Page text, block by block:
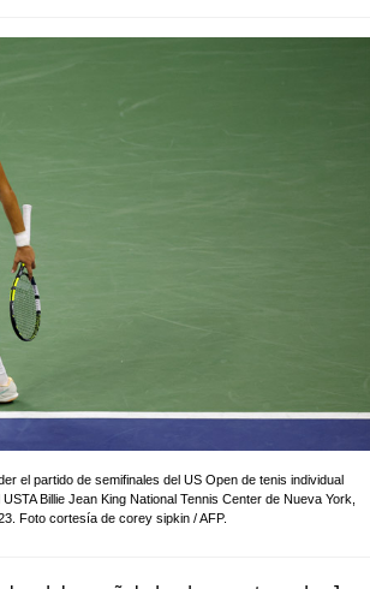
el partido de semifinales del US Open de tenis individual
Billie Jean King National Tennis Center de Nueva York,
Foto cortesía de corey sipkin / AFP.